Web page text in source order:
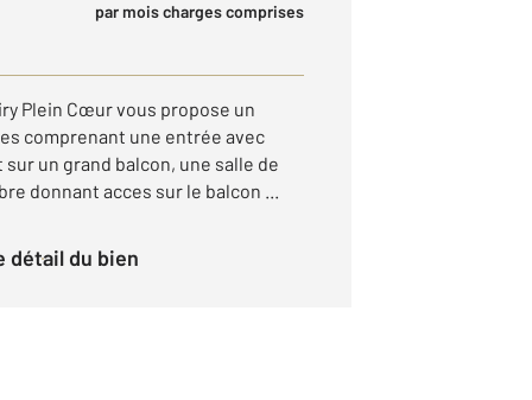
par mois charges comprises
Plein Cœur vous propose un
comprenant une entrée avec
un grand balcon, une salle de
donnant acces sur le balcon ...
détail du bien